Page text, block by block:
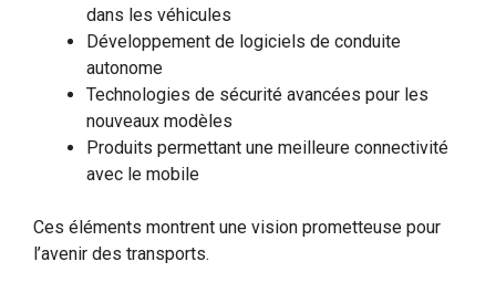
dans les véhicules
Développement de logiciels de conduite
autonome
Technologies de sécurité avancées pour les
nouveaux modèles
Produits permettant une meilleure connectivité
avec le mobile
Ces éléments montrent une vision prometteuse pour
l’avenir des transports.